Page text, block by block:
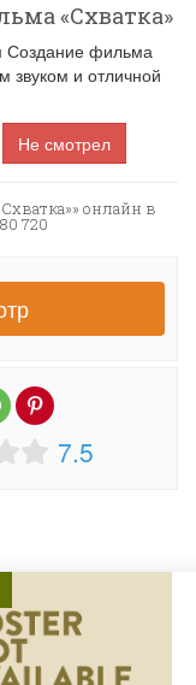
«Схватка»
Создание фильма
звуком и отличной
Не смотрел
онлайн в
720
7.5